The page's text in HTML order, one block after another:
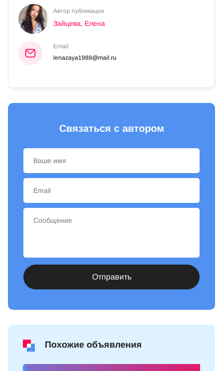
Автор публикации
Зайцева, Елена
Email
lenazaya1988@mail.ru
Связаться с автором
Отправить
Похожие объявления